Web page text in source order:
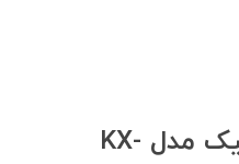
کارت سانترال پاناسونیک مدل KX-